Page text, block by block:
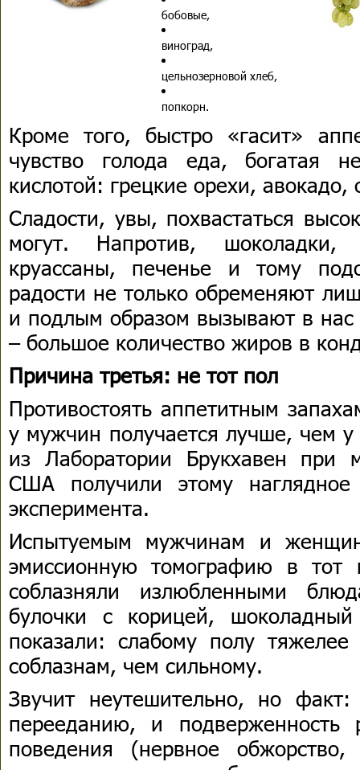
бобовые,
виноград,
цельнозерновой хлеб,
попкорн.
Кроме того, быстро «гасит»
чувство голода еда, богатая
кислотой: грецкие орехи, авокадо,
Сладости, увы, похвастаться
могут. Напротив,
круассаны, печенье и тому
радости не только обременяют
и подлым образом вызывают в нас
– большое количество жиров в
Причина третья: не тот пол
Противостоять аппетитным
у мужчин получается лучше, чем
из Лаборатории Брукхавен при
США получили этому
эксперимента.
Испытуемым мужчинам и
эмиссионную томографию в тот
соблазняли излюбленными
булочки с корицей,
показали: слабому полу
соблазнам, чем сильному.
Звучит неутешительно, но
перееданию, и подверженность
поведения (нервное